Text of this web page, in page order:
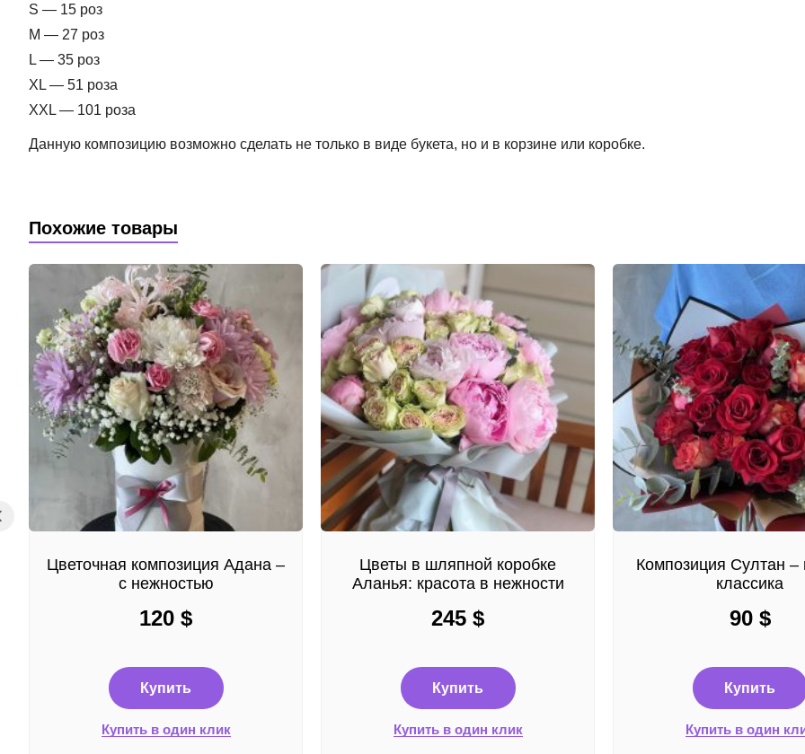
S — 15 роз
M — 27 роз
L — 35 роз
XL — 51 роза
XXL — 101 роза
Данную композицию возможно сделать не только в виде букета, но и в корзине или коробке.
Похожие товары
Цветочная композиция Адана –
с нежностью
120 $
Купить
Купить в один клик
Цветы в шляпной коробке
Аланья: красота в нежности
245 $
Купить
Купить в один клик
Композиция Султан –
классика
90 $
Купить
Купить в один